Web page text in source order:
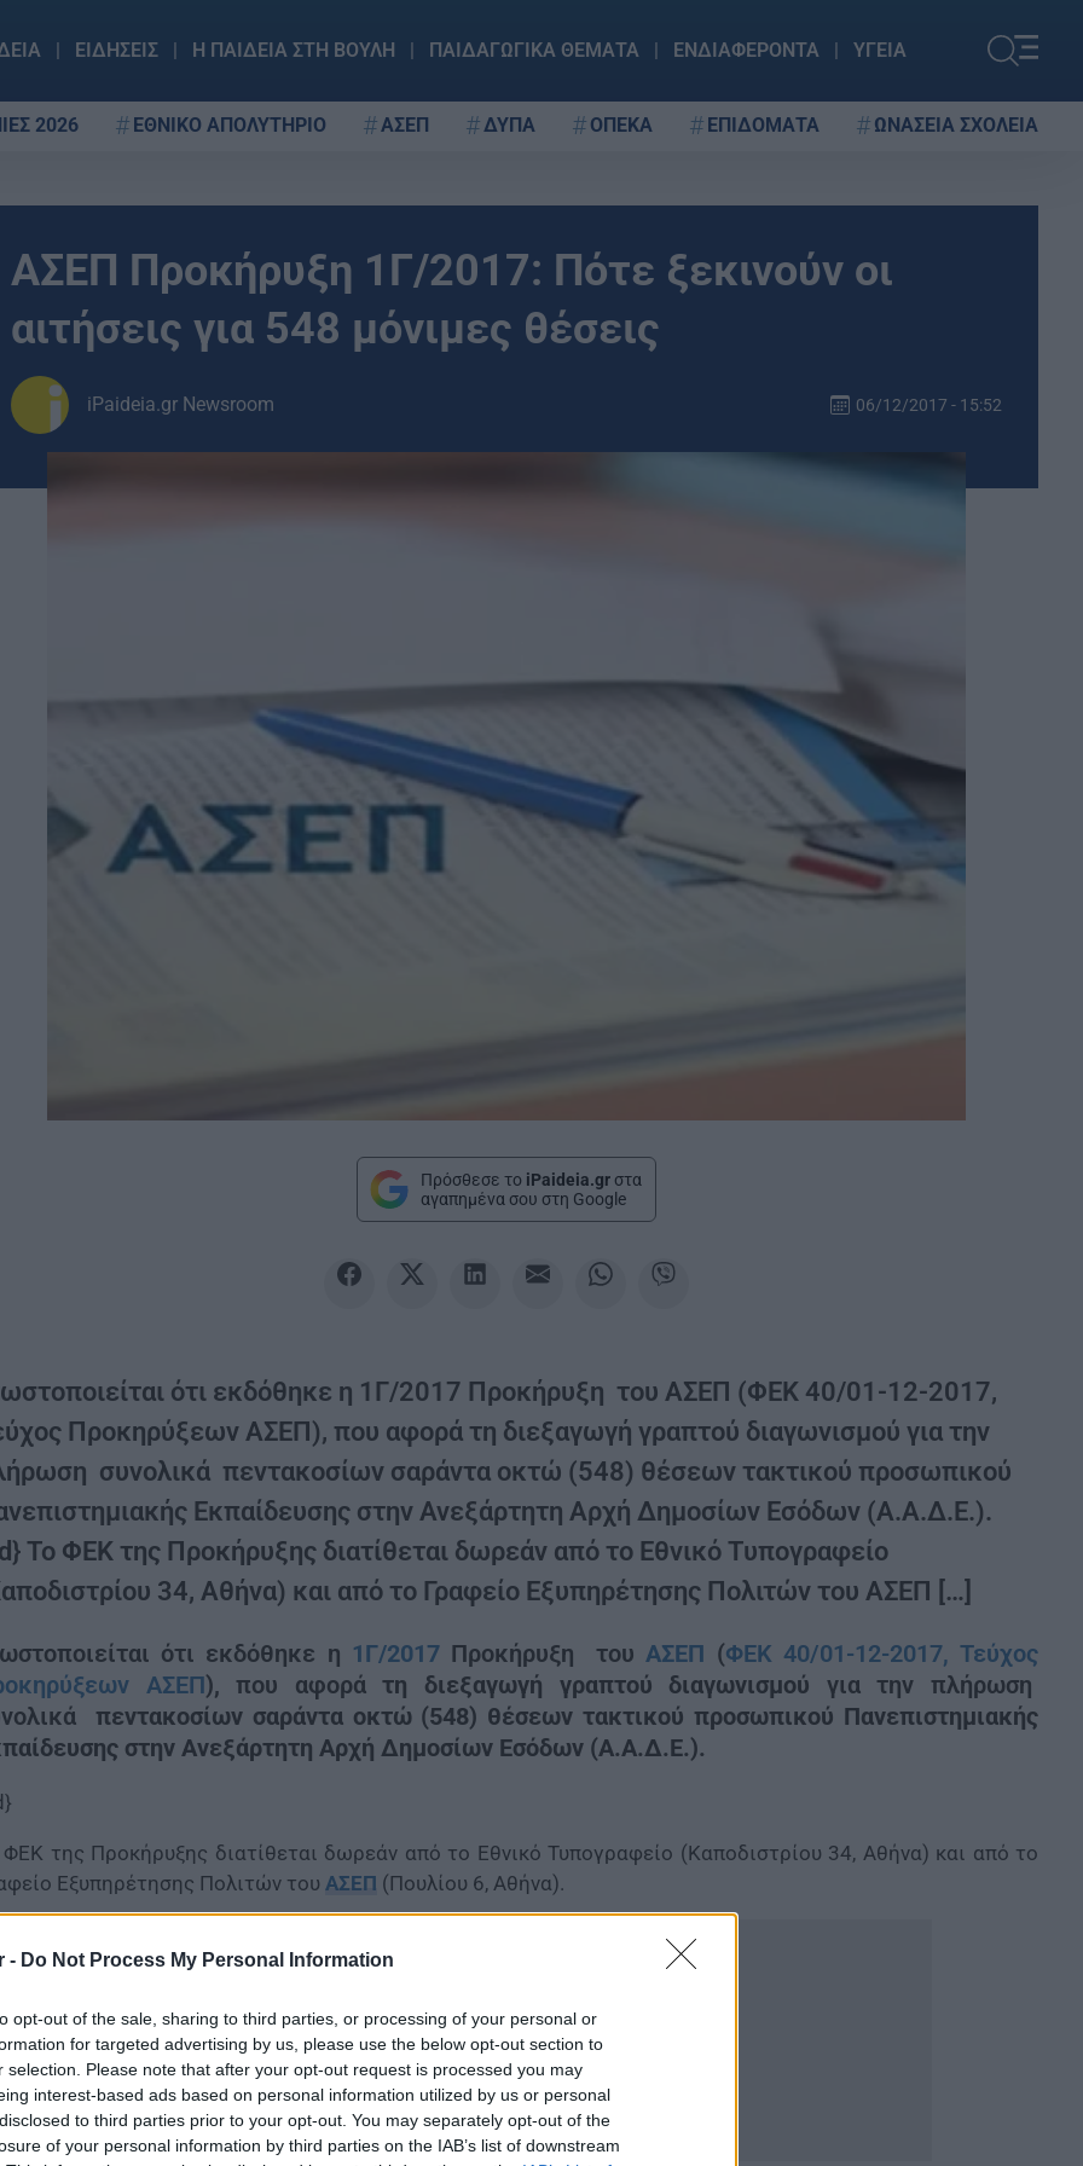
- Do Not Process My Personal Information
opt-out of the sale, sharing to third parties, or processing of your personal or
for targeted advertising by us, please use the below opt-out section to
selection. Please note that after your opt-out request is processed you may
interest-based ads based on personal information utilized by us or personal
to third parties prior to your opt-out. You may separately opt-out of the
of your personal information by third parties on the IAB’s list of downstream
ΕΙΔΗΣΕΙΣ Η ΠΑΙΔΕΙΑ ΣΤΗ ΒΟΥΛΗ ΠΑΙΔΑΓΩΓΙΚΑ ΘΕΜΑΤΑ ΕΝΔΙΑΦΕΡΟΝΤΑ ΥΓΕΙΑ
2026 ΕΘΝΙΚΟ ΑΠΟΛΥΤΗΡΙΟ ΑΣΕΠ ΔΥΠΑ ΟΠΕΚΑ ΕΠΙΔΟΜΑΤΑ ΩΝΑΣΕΙΑ ΣΧΟΛΕΙΑ
ΑΣΕΠ Προκήρυξη 1Γ/2017: Πότε ξεκινούν οι
αιτήσεις για 548 μόνιμες θέσεις
iPaideia.gr Newsroom 06/12/2017 - 15:52
Πρόσθεσε το iPaideia.gr στα
αγαπημένα σου στη Google
ότι εκδόθηκε η 1Γ/2017 Προκήρυξη του ΑΣΕΠ (ΦΕΚ 40/01-12-2017,
Προκηρύξεων ΑΣΕΠ), που αφορά τη διεξαγωγή γραπτού διαγωνισμού για την
συνολικά πεντακοσίων σαράντα οκτώ (548) θέσεων τακτικού προσωπικού
Εκπαίδευσης στην Ανεξάρτητη Αρχή Δημοσίων Εσόδων (Α.Α.Δ.Ε.).
Το ΦΕΚ της Προκήρυξης διατίθεται δωρεάν από το Εθνικό Τυπογραφείο
34, Αθήνα) και από το Γραφείο Εξυπηρέτησης Πολιτών του ΑΣΕΠ […]
ότι εκδόθηκε η 1Γ/2017Προκήρυξη τουΑΣΕΠ (ΦΕΚ 40/01-12-2017, Τεύχος
ΑΣΕΠ), που αφοράτη διεξαγωγή γραπτού διαγωνισμού για την πλήρωση
πεντακοσίων σαράντα οκτώ (548) θέσεων τακτικού προσωπικού Πανεπιστημιακής
στην Ανεξάρτητη Αρχή Δημοσίων Εσόδων (Α.Α.Δ.Ε.).
της Προκήρυξης διατίθεται δωρεάν από το Εθνικό Τυπογραφείο (Καποδιστρίου 34, Αθήνα) και από το
Εξυπηρέτησης Πολιτών του ΑΣΕΠ (Πουλίου 6, Αθήνα).